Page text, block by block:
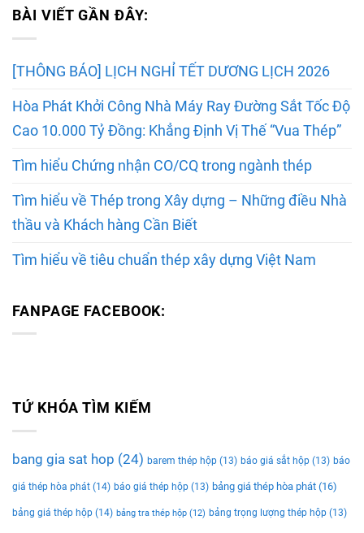
BÀI VIẾT GẦN ĐÂY:
[THÔNG BÁO] LỊCH NGHỈ TẾT DƯƠNG LỊCH 2026
Hòa Phát Khởi Công Nhà Máy Ray Đường Sắt Tốc Độ
Cao 10.000 Tỷ Đồng: Khẳng Định Vị Thế “Vua Thép”
Tìm hiểu Chứng nhận CO/CQ trong ngành thép
Tìm hiểu về Thép trong Xây dựng – Những điều Nhà
thầu và Khách hàng Cần Biết
Tìm hiểu về tiêu chuẩn thép xây dựng Việt Nam
FANPAGE FACEBOOK:
TỨ KHÓA TÌM KIẾM
bang gia sat hop (24) barem thép hộp (13) báo giá sắt hộp (13) báo
giá thép hòa phát (14) báo giá thép hộp (13) bảng giá thép hòa phát (16)
bảng giá thép hộp (14) bảng tra thép hộp (12) bảng trọng lượng thép hộp (13)